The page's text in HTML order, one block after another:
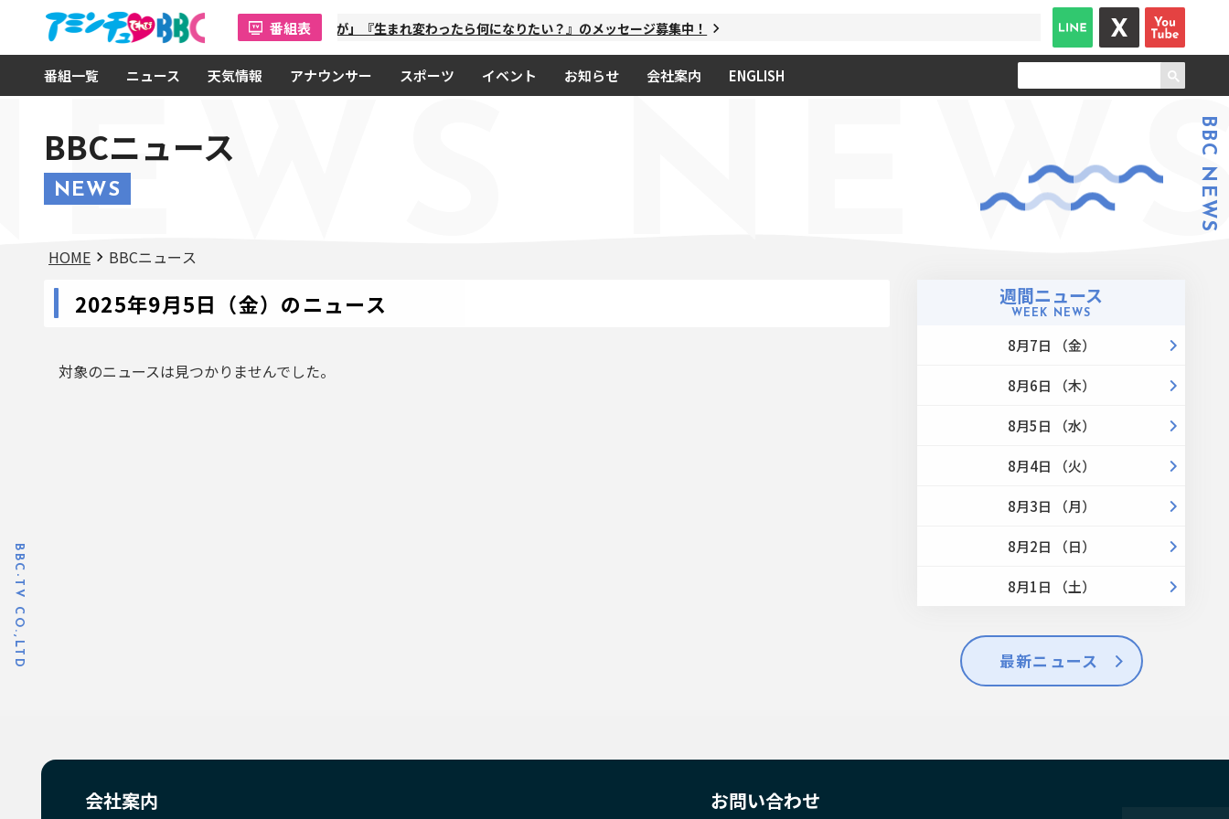
番組表
番組一覧 ニュース 天気情報 アナウンサー スポーツ イベント お知らせ 会社案内 ENGLISH
「金曜オモロしが」『生まれ変わったら何になりたい？』のメッセージ募集中！
BBCニュース
NEWS BBC NEWS
HOME BBCニュース
2025年9月5日（金）のニュース
対象のニュースは見つかりませんでした。
週間ニュース
WEEK NEWS
8月7日 （金）
8月6日 （木）
8月5日 （水）
8月4日 （火）
8月3日 （月）
8月2日 （日）
8月1日 （土）
最新ニュース
BBC-TV CO.,LTD
会社案内 お問い合わせ